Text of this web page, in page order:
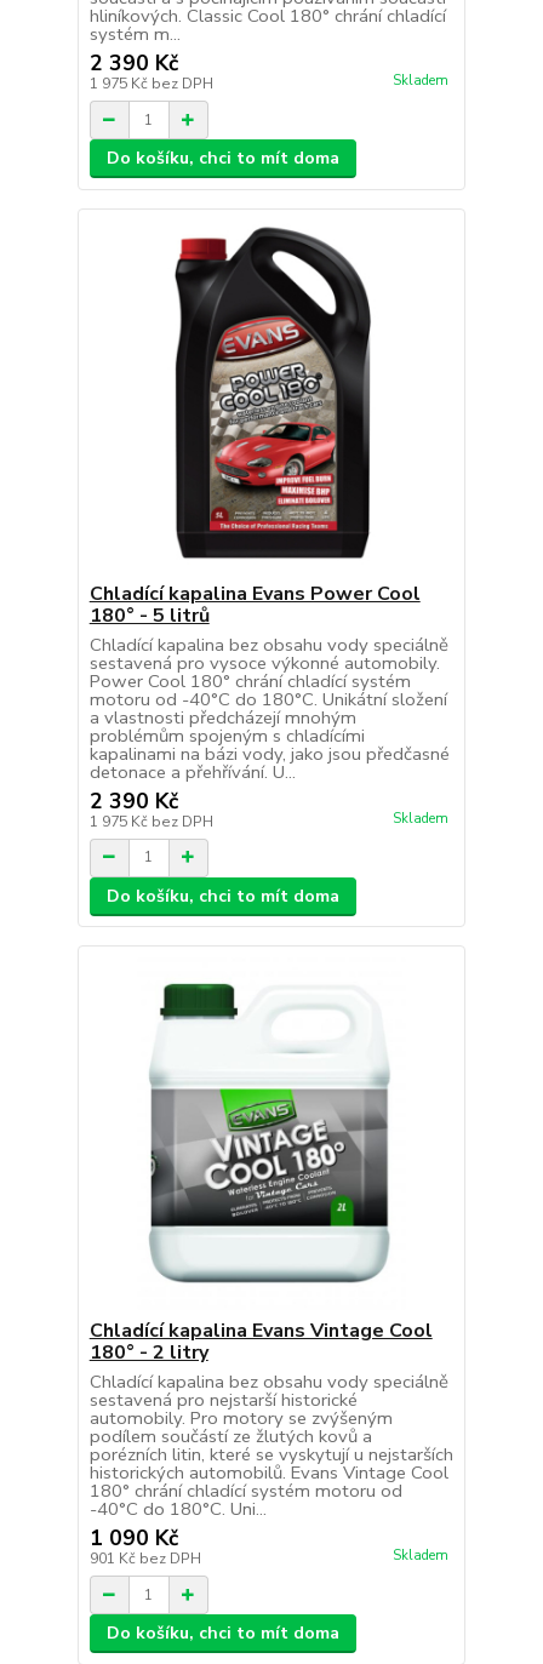
hliníkových. Classic Cool 180° chrání chladící
systém m...
2 390 Kč
1 975 Kč bez DPH Skladem
Do košíku, chci to mít doma
Chladící kapalina Evans Power Cool
180° - 5 litrů
Chladící kapalina bez obsahu vody speciálně
sestavená pro vysoce výkonné automobily.
Power Cool 180° chrání chladící systém
motoru od -40°C do 180°C. Unikátní složení
a vlastnosti předcházejí mnohým
problémům spojeným s chladícími
kapalinami na bázi vody, jako jsou předčasné
detonace a přehřívání. U...
2 390 Kč
1 975 Kč bez DPH Skladem
Do košíku, chci to mít doma
Chladící kapalina Evans Vintage Cool
180° - 2 litry
Chladící kapalina bez obsahu vody speciálně
sestavená pro nejstarší historické
automobily. Pro motory se zvýšeným
podílem součástí ze žlutých kovů a
porézních litin, které se vyskytují u nejstarších
historických automobilů. Evans Vintage Cool
180° chrání chladící systém motoru od
-40°C do 180°C. Uni...
1 090 Kč
901 Kč bez DPH Skladem
Do košíku, chci to mít doma